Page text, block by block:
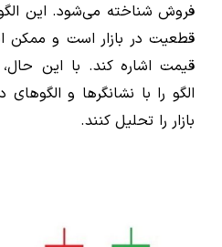
فروش شناخته می‌شود. این
قطعیت در بازار است و
قیمت اشاره کند. با این
الگو را با نشانگرها و
بازار را تحلیل کنند.